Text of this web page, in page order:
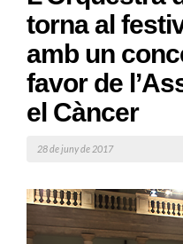
torna al
amb un
favor de
el Càncer
28 de juny de 2017